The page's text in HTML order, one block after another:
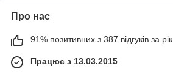
Про нас
91% позитивних з 387 відгуків за рік
Працює з 13.03.2015